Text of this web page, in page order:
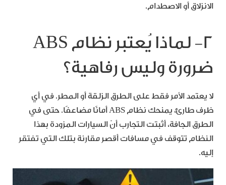
الانزلاق أو الاصطدام.
٢- لماذا يُعتبر نظام ABS
ضرورة وليس رفاهية؟
لا يعتمد الأمر فقط على الطرق الزلقة أو المطر. في أي
ظرف طارئ، يمنحك نظام ABS أمانًا مضاعفًا. حتى في
الطرق الجافة، أثبتت التجارب أنّ السيارات المزودة بهذا
النظام تتوقف في مسافات أقصر مقارنة بتلك التي تفتقر
إليه.